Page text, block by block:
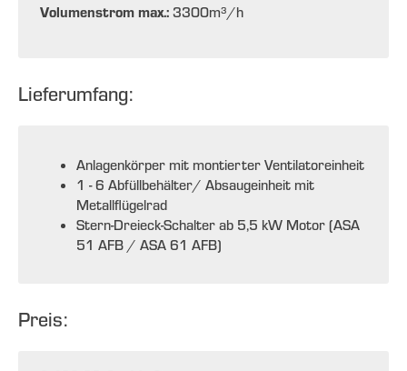
Volumenstrom max.: 3300m³/h
Lieferumfang:
Anlagenkörper mit montierter Ventilatoreinheit
1 - 6 Abfüllbehälter/ Absaugeinheit mit
Metallflügelrad
Stern-Dreieck-Schalter ab 5,5 kW Motor (ASA
51 AFB / ASA 61 AFB)
Preis: